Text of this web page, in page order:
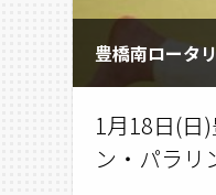
豊橋南ロータ
1月18日(日
ン・パラリ